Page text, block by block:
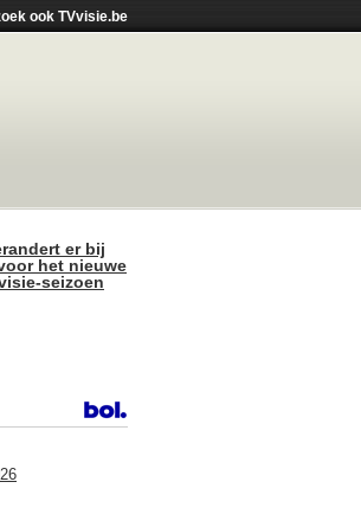
ook TVvisie.be
er bij
het nieuwe
seizoen